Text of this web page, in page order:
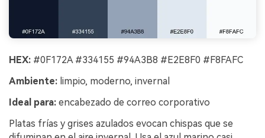
HEX: #0F172A #334155 #94A3B8 #E2E8F0 #F8FAFC
Ambiente: limpio, moderno, invernal
Ideal para: encabezado de correo corporativo
Platas frías y grises azulados evocan chispas que se